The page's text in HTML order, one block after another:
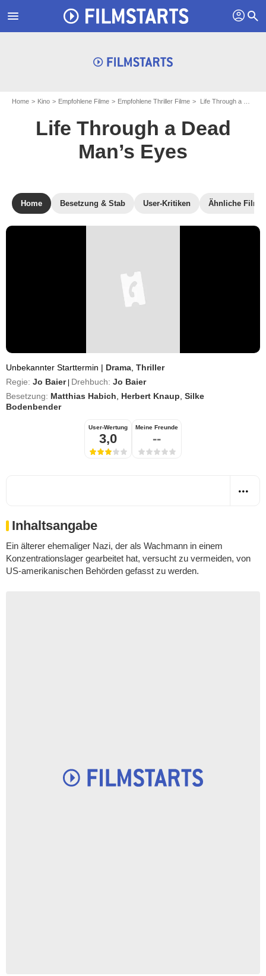
menu profil search
Home Kino Empfohlene Filme Empfohlene Thriller Filme Life Through a Dead Man’s Eyes
Life Through a Dead
Man’s Eyes
Home Besetzung & Stab User-Kritiken Ähnliche Filme
Unbekannter Starttermin | Drama Thriller
Regie: Jo Baier Drehbuch: Jo Baier
Besetzung: Matthias Habich Herbert Knaup Silke
Bodenbender
User-Wertung
3,0
Meine Freunde
--
Inhaltsangabe
Ein älterer ehemaliger Nazi, der als Wachmann in einem
Konzentrationslager gearbeitet hat, versucht zu vermeiden, von
US-amerikanischen Behörden gefasst zu werden.